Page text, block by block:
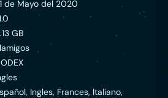
de Mayo del 2020
GB
Ingles, Frances, Italiano,